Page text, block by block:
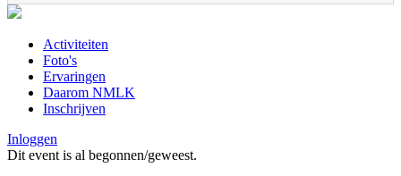
Activiteiten
Foto's
Ervaringen
Daarom NMLK
Inschrijven
Inloggen
Dit event is al begonnen/geweest.